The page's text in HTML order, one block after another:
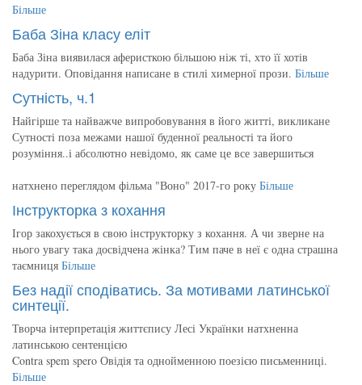
Більше
Баба Зіна класу еліт
Баба Зіна виявилася аферисткою більшою ніж ті, хто її хотів
надурити. Оповідання написане в стилі химерної прози. Більше
Сутність, ч.1
Найгірше та найважче випробовування в його житті, викликане
Сутності поза межами нашої буденної реальності та його
розуміння..і абсолютно невідомо, як саме це все завершиться
натхнено переглядом фільма "Воно" 2017-го року Більше
Інструкторка з кохання
Ігор закохується в свою інструкторку з кохання. А чи зверне на
нього увагу така досвідчена жінка? Тим паче в неї є одна страшна
таємниця Більше
Без надії сподіватись. За мотивами латинської
синтеції.
Творча інтерпретація життєпису Лесі Українки натхненна
латинською сентенцією
Contra spem spero Овідія та однойменною поезією письменниці.
Більше